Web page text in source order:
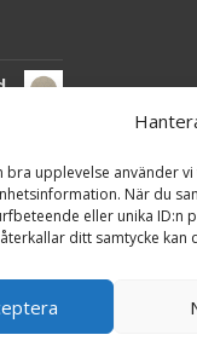
bra upplevelse använder
När du
eller unika ID:n
ditt samtycke kan
Powered by WordPress